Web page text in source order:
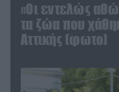
«Οι εντελώς
τα ζώα που
Αττικής (φωτο)